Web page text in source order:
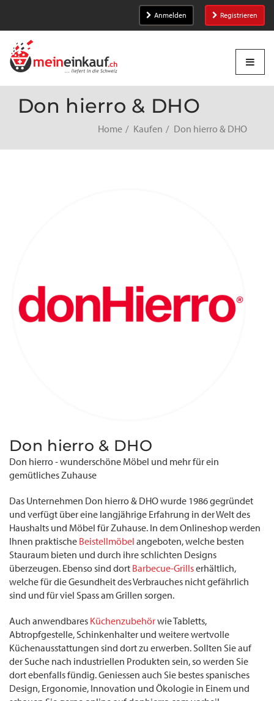
Anmelden Registrieren
Don hierro & DHO
Home Kaufen Don hierro & DHO
Don hierro & DHO
Don hierro - wunderschöne Möbel und mehr für ein
gemütliches Zuhause
Das Unternehmen Don hierro & DHO wurde 1986 gegründet
und verfügt über eine langjährige Erfahrung in der Welt des
Haushalts und Möbel für Zuhause. In dem Onlineshop werden
Ihnen praktische Beistellmöbel angeboten, welche besten
Stauraum bieten und durch ihre schlichten Designs
überzeugen. Ebenso sind dort Barbecue-Grillserhältlich,
welche für die Gesundheit des Verbrauches nicht gefährlich
sind und für viel Spass am Grillen sorgen.
Auch anwendbares Küchenzubehörwie Tabletts,
Abtropfgestelle, Schinkenhalter und weitere wertvolle
Küchenausstattungen sind dort zu erwerben. Sollten Sie auf
der Suche nach industriellen Produkten sein, so werden Sie
dort ebenfalls fündig. Geniessen auch Sie bestes spanisches
Design, Ergonomie, Innovation und Ökologie in Einem und